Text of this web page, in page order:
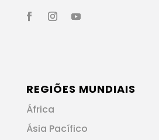
REGIÕES MUNDIAIS
África
Ásia Pacífico